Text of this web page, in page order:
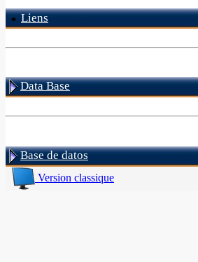
Liens
Data Base
Base de datos
Version classique